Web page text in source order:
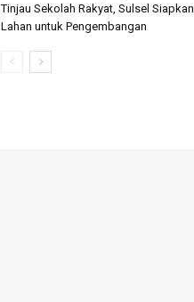
Tinjau Sekolah Rakyat, Sulsel Siapkan
Lahan untuk Pengembangan